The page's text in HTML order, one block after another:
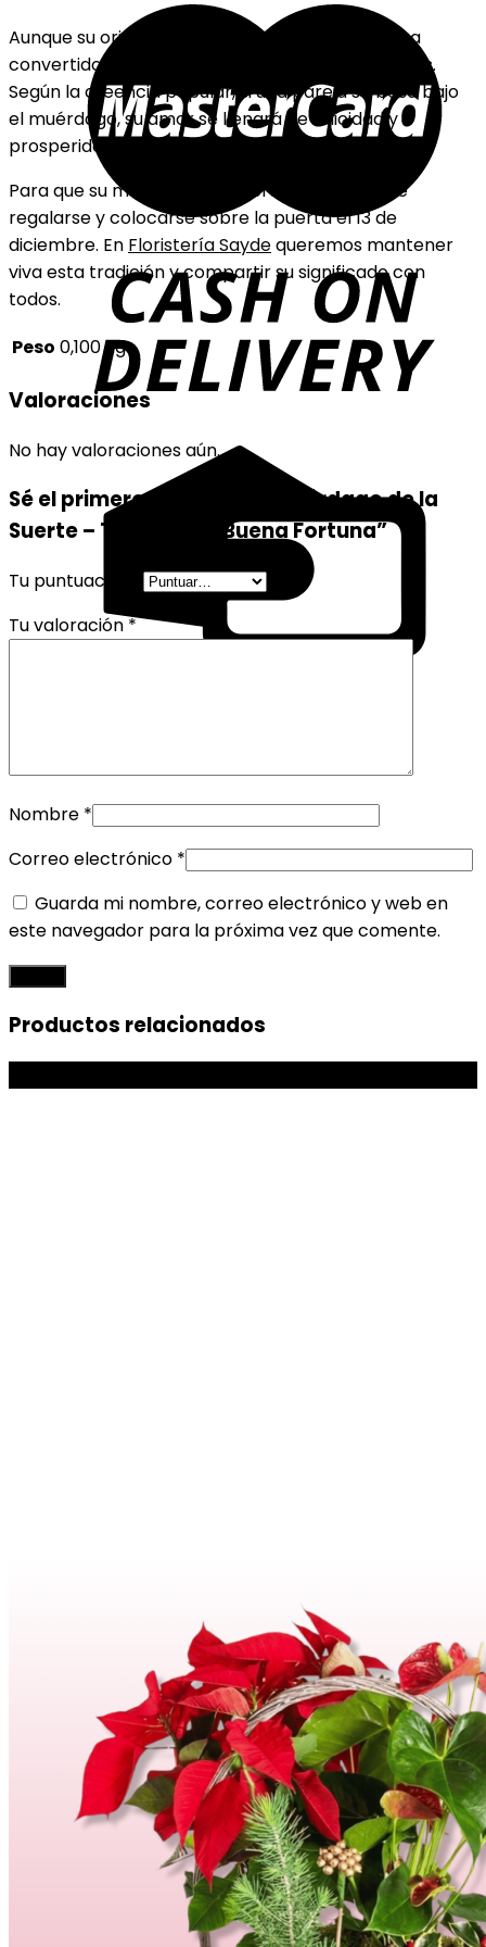
Aunque su origen es anglosajón, en España se ha
convertido en parte de las festividades navideñas.
Según la creencia popular, si una pareja se besa bajo
el muérdago, su amor se llenará de felicidad y
prosperidad.
Para que su magia funcione, el muérdago debe
regalarse y colocarse sobre la puerta el 13 de
diciembre. En Floristería Saydequeremos mantener
viva esta tradición y compartir su significado con
todos.
Peso 0,100 kg
Valoraciones
No hay valoraciones aún.
Sé el primero en valorar “Muérdago de la
Suerte – Tradición y Buena Fortuna”
Tu puntuación
Tu valoración*
Nombre *
Correo electrónico *
Guarda mi nombre, correo electrónico y web en
este navegador para la próxima vez que comente.
Productos relacionados